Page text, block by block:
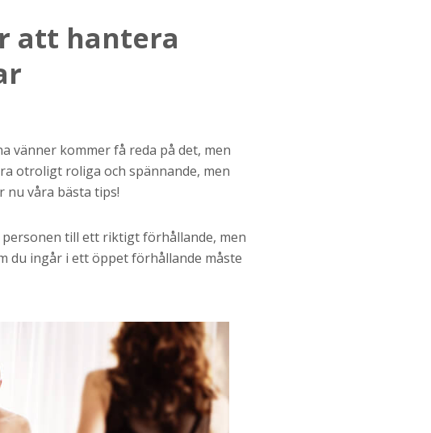
att hantera
vänner kommer få reda på det, men
otroligt roliga och spännande, men
våra bästa tips!
till ett riktigt förhållande, men
du ingår i ett öppet förhållande måste